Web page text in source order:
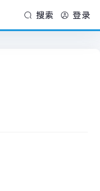
搜索 登录